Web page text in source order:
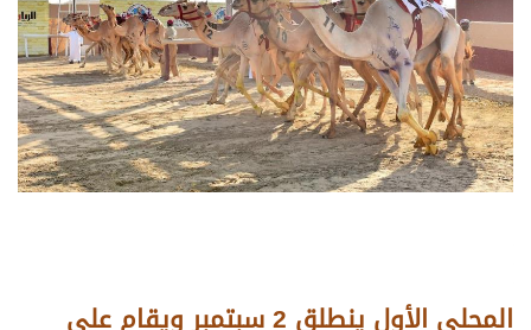
المحلي الأول ينطلق 2 سبتمبر ويقام على